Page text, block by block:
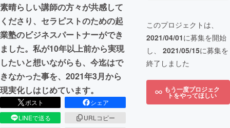
素晴らしい講師の方々が共感して
くださり、セラピストのための起
業塾のビジネスパートナーができ
ました。私が10年以上前から実現
したいと想いながらも、今迄はで
きなかった事を、2021年3月から
現実化しはじめています。
ポスト
シェア
LINEで送る
URLコピー
このプロジェクトは、
2021/04/01に募集を開始
し、 2021/05/15に募集を
終了しました
もう一度プロジェク
トをやってほしい